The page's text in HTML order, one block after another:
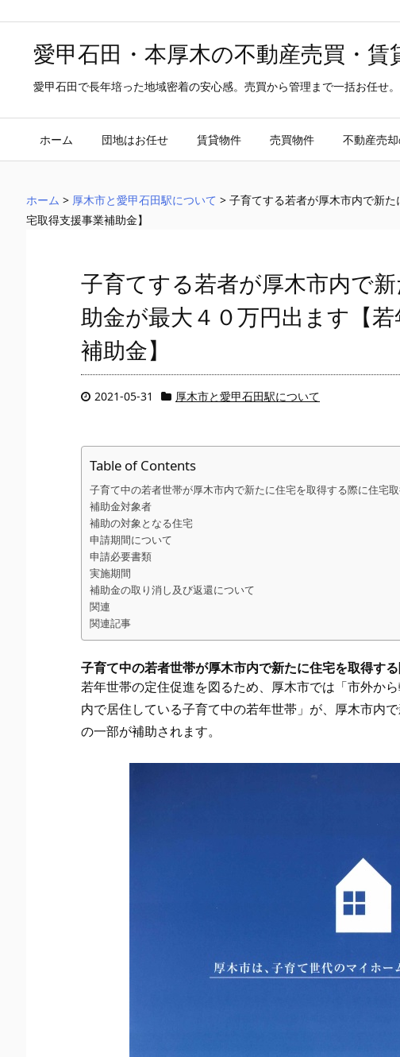
愛甲石田・本厚木の不動産売買・
愛甲石田で長年培った地域密着の安心感。売買から管理まで一括お任せ
ホーム 団地はお任せ 賃貸物件 売買物件 不動産売
ホーム > 厚木市と愛甲石田駅について > 子育てする若者が厚木市内で新
宅取得支援事業補助金】
子育てする若者が厚木市内で
助金が最大４０万円出ます【
補助金】
2021-05-31 厚木市と愛甲石田駅について
Table of Contents
子育て中の若者世帯が厚木市内で新たに住宅を取得する際に住宅取
補助金対象者
補助の対象となる住宅
申請期間について
申請必要書類
実施期間
補助金の取り消し及び返還について
関連
関連記事
子育て中の若者世帯が厚木市内で新たに住宅を取得す
若年世帯の定住促進を図るため、厚木市では「市外か
内で居住している子育て中の若年世帯」が、厚木市内
の一部が補助されます。